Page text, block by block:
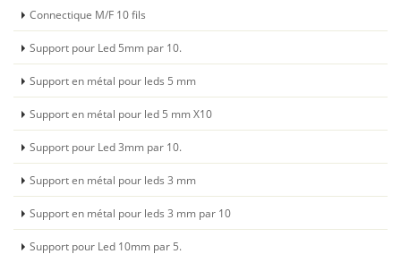
Connectique M/F 10 fils
Support pour Led 5mm par 10.
Support en métal pour leds 5 mm
Support en métal pour led 5 mm X10
Support pour Led 3mm par 10.
Support en métal pour leds 3 mm
Support en métal pour leds 3 mm par 10
Support pour Led 10mm par 5.